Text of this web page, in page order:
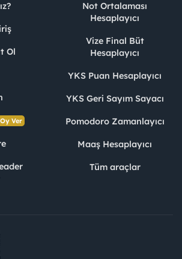
Ol
Oy Ver
Not Ortalaması
Hesaplayıcı
Vize Final Büt
Hesaplayıcı
YKS Puan Hesaplayıcı
YKS Geri Sayım Sayacı
Pomodoro Zamanlayıcı
Maaş Hesaplayıcı
Tüm araçlar